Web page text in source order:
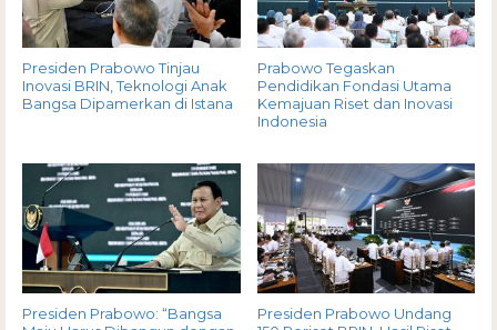
Presiden Prabowo Tinjau
Inovasi BRIN, Teknologi Anak
Bangsa Dipamerkan di Istana
Prabowo Tegaskan
Pendidikan Fondasi Utama
Kemajuan Riset dan Inovasi
Indonesia
Presiden Prabowo: “Bangsa
Presiden Prabowo Undang